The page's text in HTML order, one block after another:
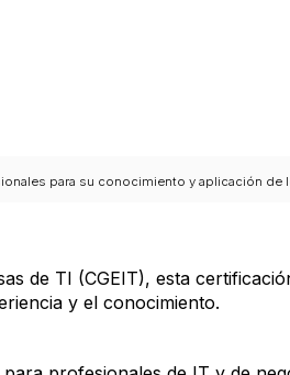
para su conocimiento y aplicación
de TI (CGEIT), esta
y el conocimiento.